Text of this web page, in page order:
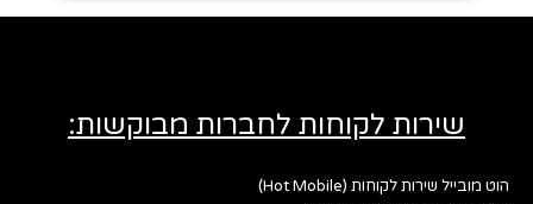
שירות לקוחות לחברות מבוקשות:
הוט מובייל שירות לקוחות (Hot Mobile)